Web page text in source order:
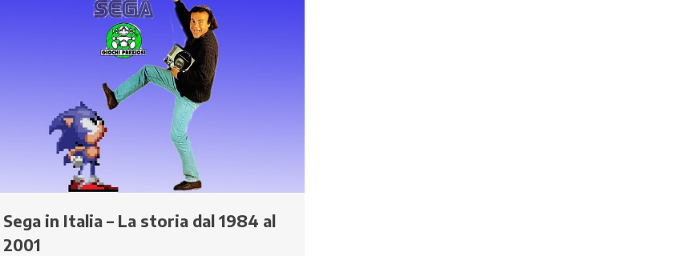
Sega in Italia – La storia dal 1984 al
2001